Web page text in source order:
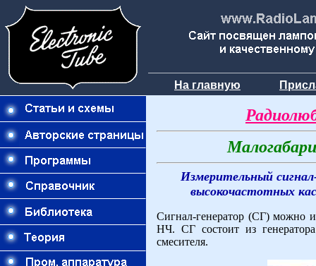
На главную
Измерительный
высокочастотных
Сигнал-генератор (СГ) можно
НЧ. СГ состоит из
смесителя.